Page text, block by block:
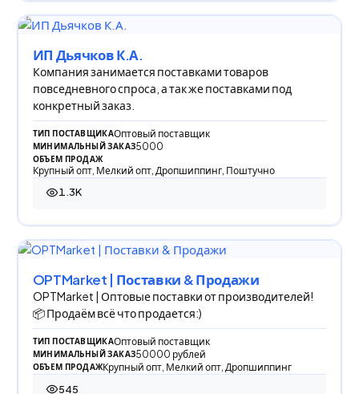
ИП Дьячков К.А.
Компания занимается поставками товаров
повседневного спроса, а так же поставками под
конкретный заказ.
ТИП ПОСТАВЩИКАОптовый поставщик
МИНИМАЛЬНЫЙ ЗАКАЗ5000
ОБЪЕМ ПРОДАЖ
Крупный опт, Мелкий опт, Дропшиппинг, Поштучно
1.3K
1 301 просмотр
OPTMarket | Поставки & Продажи
OPTMarket | Оптовые поставки от производителей!
📦 Продаём всё что продается:)
ТИП ПОСТАВЩИКАОптовый поставщик
МИНИМАЛЬНЫЙ ЗАКАЗ50000 рублей
ОБЪЕМ ПРОДАЖКрупный опт, Мелкий опт, Дропшиппинг
545